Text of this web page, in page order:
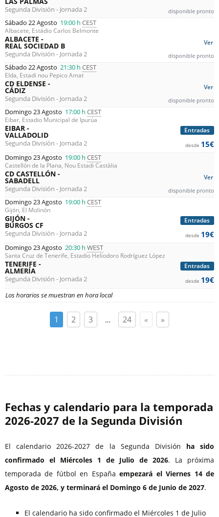
Los horarios se muestran en hora local
Segunda División - Jornada 2 disponible pronto
Sábado 22 Agosto 19:00 h CEST
Albacete, Estádio Carlos Belmonte
Ver
ALBACETE -
REAL SOCIEDAD B
Segunda División - Jornada 2 disponible pronto
Sábado 22 Agosto 21:30 h CEST
Elda, Estadi nou Pepico Amat
Ver
CD ELDENSE -
CÁDIZ
Segunda División - Jornada 2 disponible pronto
Domingo 23 Agosto 17:00 h CEST
Eibar, Estadio Municipal de Ipurúa
Entradas
EIBAR -
VALLADOLID
Segunda División - Jornada 2 desde 15€
Domingo 23 Agosto 19:00 h CEST
Castellón de la Plana, Nou Estadi Castàlia
Ver
CD CASTELLÓN -
SABADELL
Segunda División - Jornada 2 disponible pronto
Domingo 23 Agosto 19:00 h CEST
Gijón, El Molinón
Entradas
GIJÓN -
BURGOS CF
Segunda División - Jornada 2 desde 19€
Domingo 23 Agosto 20:30 h WEST
Santa Cruz de Tenerife, Estadio Heliodoro Rodríguez López
Entradas
TENERIFE -
ALMERÍA
Segunda División - Jornada 2 desde 19€
1 2 3 … 24 « »
Fechas y calendario para la temporada
2026⁠-2027 de la Segunda División
El calendario 2026-2027 de la Segunda División ha sido
confirmado el Miércoles 1 de Julio de 2026. La próxima
temporada de fútbol en Españaempezará el Viernes 14 de
Agosto de 2026, y terminará el Domingo 6 de Junio de 2027.
El calendario ha sido confirmado el Miércoles 1 de Julio